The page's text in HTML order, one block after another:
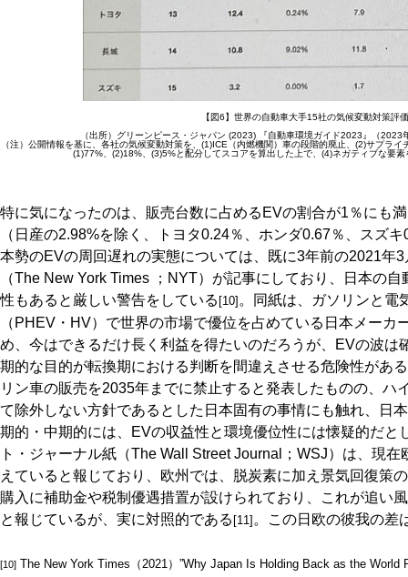
【図6】世界の自動車大手15社の気候変動対策評
（出所）グリーンピース・ジャパン (2023) 『自動車環境ガイド2023』（
（注）公開情報を基に、各社の気候変動対策を、(1)ICE（内燃機関）車の段階的廃止、(2)サプラ
(1)77%、(2)18%、(3)5%と配分してスコアを算出した上で、(4)ネガティブな要
特に気になったのは、販売台数に占めるEVの割合が1％にも
（日産の2.98%を除く、トヨタ0.24％、ホンダ0.67％、スズ
本勢のEVの周回遅れの実態については、既に3年前の2021年
（The New York Times ；NYT）が記事にしており、日本の
性もあると厳しい警告をしている [10] 。同紙は、ガソリンと電
（PHEV・HV）で世界の市場で優位を占めている日本メーカ
め、今はできるだけ長く利益を得たいのだろうが、EVの波は
期的な目的が転換期における判断を間違えさせる危険性があ
リン車の販売を2035年までに禁止すると発表したものの、ハ
て除外しない方針であるとした日本固有の事情にも触れ、日
期的・中期的には、EVの収益性と環境優位性には懐疑的だと
ト・ジャーナル紙（The Wall Street Journal；WSJ）は、現
えていると報じており、欧州では、脱炭素に加え景気回復策
購入に補助金や税制優遇措置が設けられており、これが追い
と報じているが、実に対照的である [11] 。この日欧の彼我の差
[10] The New York Times（2021）”Why Japan Is Holding Back as the World